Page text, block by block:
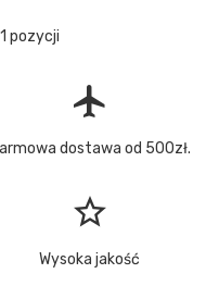
pozycji
flight
dostawa od 500zł.
star_border
Wysoka jakość